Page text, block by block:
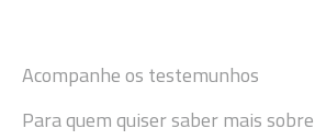
Acompanhe os testemunhos
Para quem quiser saber mais